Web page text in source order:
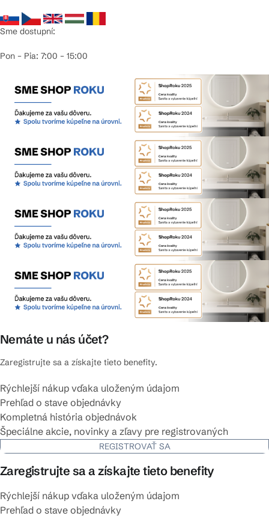
Sme dostupní:
Pon – Pia: 7:00 – 15:00
Nemáte u nás účet?
Zaregistrujte sa a získajte tieto benefity.
Rýchlejší nákup vďaka uloženým údajom
Prehľad o stave objednávky
Kompletná história objednávok
Špeciálne akcie, novinky a zľavy pre registrovaných
REGISTROVAŤ SA
Zaregistrujte sa a získajte tieto benefity
Rýchlejší nákup vďaka uloženým údajom
Prehľad o stave objednávky